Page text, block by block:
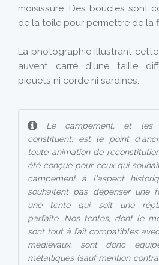
moisissure. Des boucles sont
de la toile pour permettre de la
La photographie illustrant
auvent carré d'une taille
piquets ni corde ni sardines.
Le campement, et les
constituent, est le point
toute animation de
été conçue pour ceux qui
campement à l'aspect
souhaitent pas dépenser une
une tente qui soit une
parfaite. Nos tentes, dont le
sont tout à fait compatibles
médiévaux, sont donc
métalliques (sauf mention